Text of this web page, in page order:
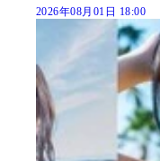
2026年08月01日 18:00